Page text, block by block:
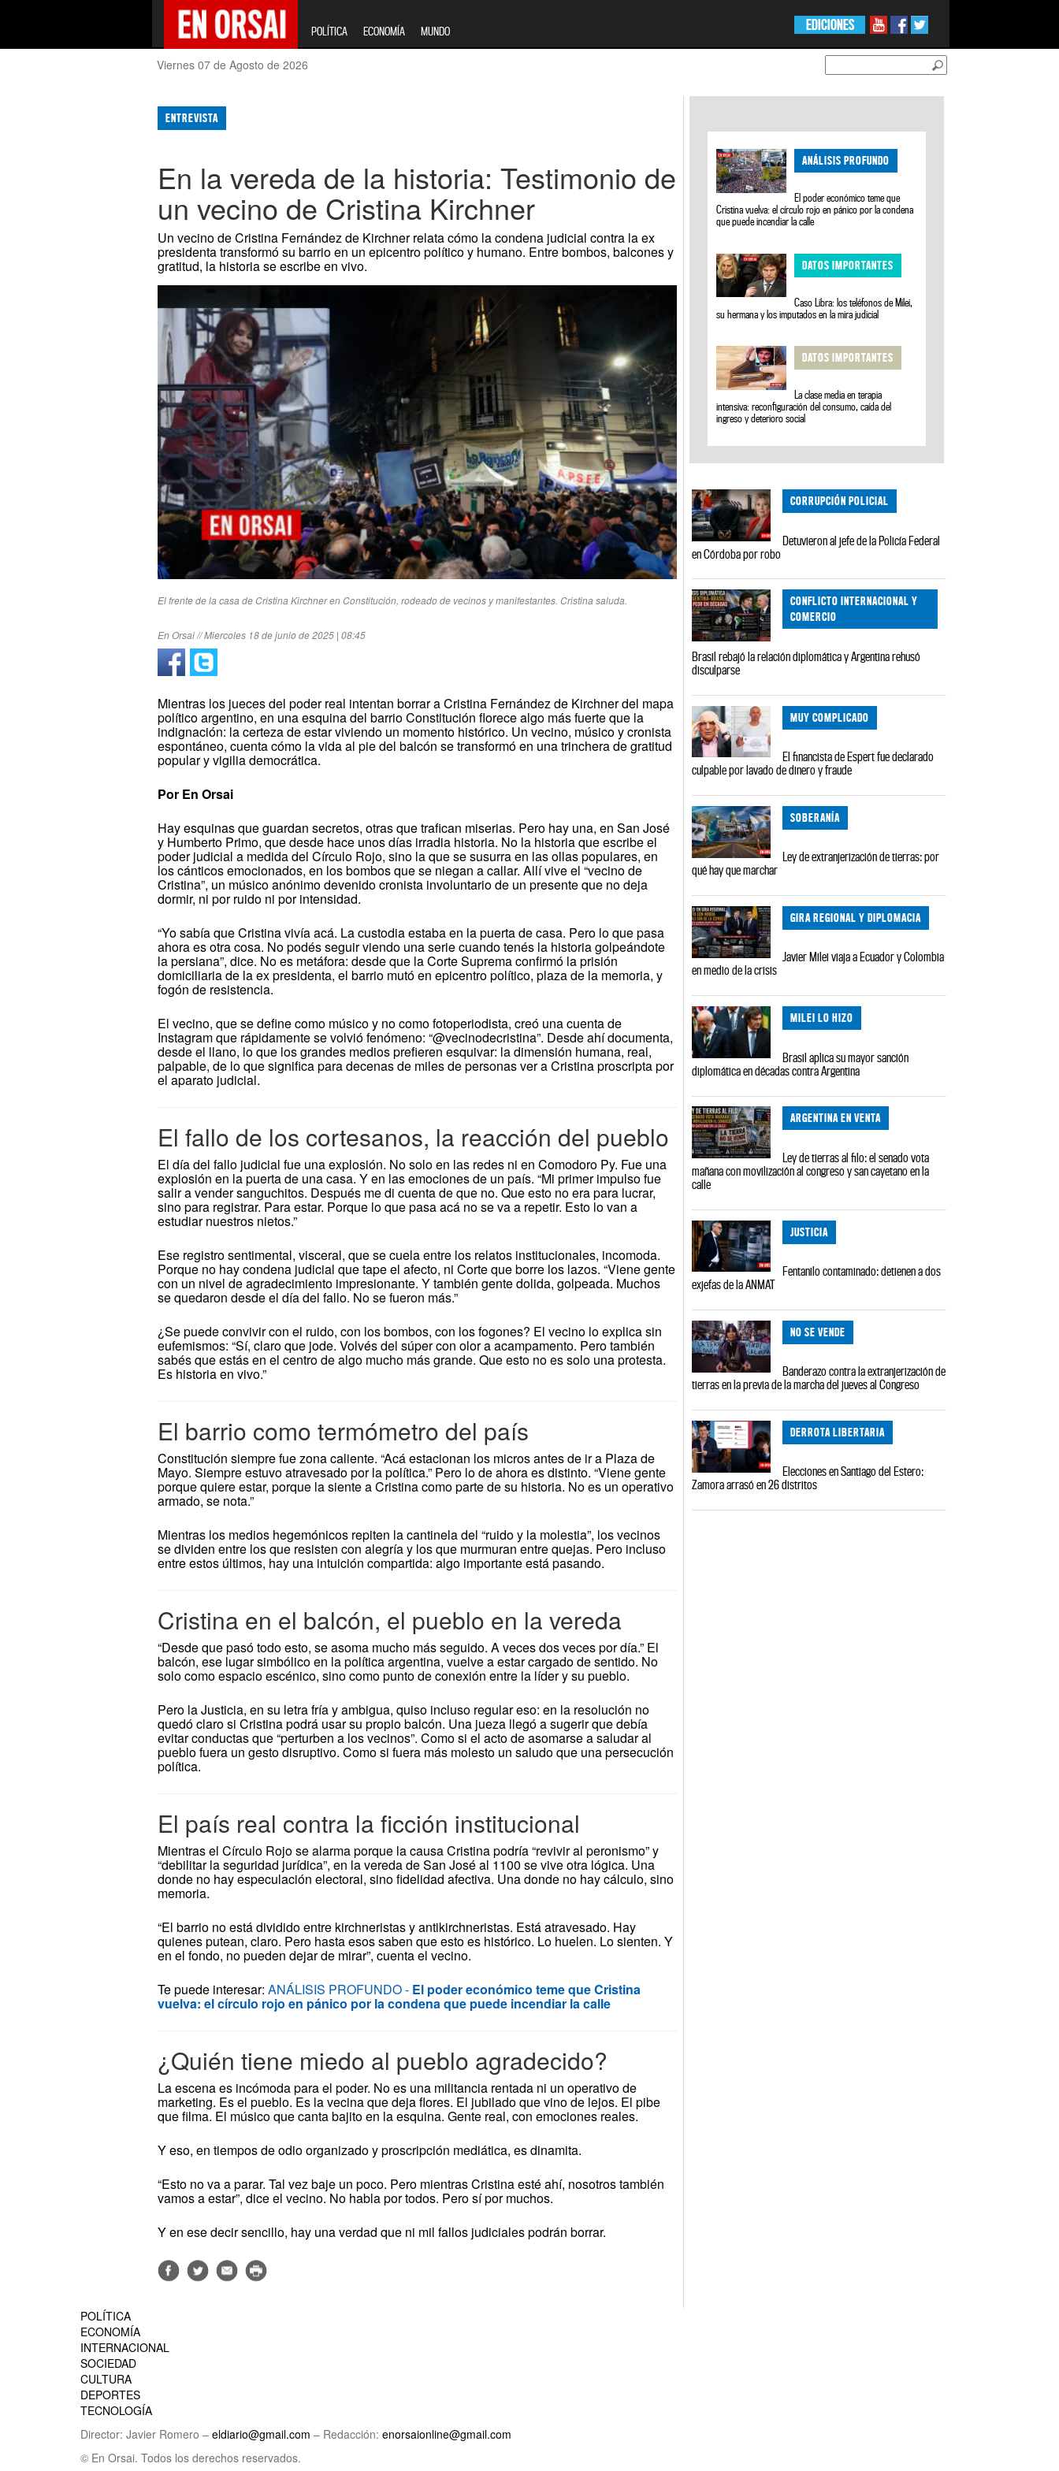
POLÍTICA ECONOMÍA MUNDO EDICIONES
Viernes 07 de Agosto de 2026
ENTREVISTA
En la vereda de la historia: Testimonio de
un vecino de Cristina Kirchner
Un vecino de Cristina Fernández de Kirchner relata cómo la condena judicial contra la ex
presidenta transformó su barrio en un epicentro político y humano. Entre bombos, balcones y
gratitud, la historia se escribe en vivo.
El frente de la casa de Cristina Kirchner en Constitución, rodeado de vecinos y manifestantes. Cristina saluda.
En Orsai // Miercoles 18 de junio de 2025 | 08:45
Mientras los jueces del poder real intentan borrar a Cristina Fernández de Kirchner del mapa
político argentino, en una esquina del barrio Constitución florece algo más fuerte que la
indignación: la certeza de estar viviendo un momento histórico. Un vecino, músico y cronista
espontáneo, cuenta cómo la vida al pie del balcón se transformó en una trinchera de gratitud
popular y vigilia democrática.
Por En Orsai
Hay esquinas que guardan secretos, otras que trafican miserias. Pero hay una, en San José
y Humberto Primo, que desde hace unos días irradia historia. No la historia que escribe el
poder judicial a medida del Círculo Rojo, sino la que se susurra en las ollas populares, en
los cánticos emocionados, en los bombos que se niegan a callar. Allí vive el “vecino de
Cristina”, un músico anónimo devenido cronista involuntario de un presente que no deja
dormir, ni por ruido ni por intensidad.
“Yo sabía que Cristina vivía acá. La custodia estaba en la puerta de casa. Pero lo que pasa
ahora es otra cosa. No podés seguir viendo una serie cuando tenés la historia golpeándote
la persiana”, dice. No es metáfora: desde que la Corte Suprema confirmó la prisión
domiciliaria de la ex presidenta, el barrio mutó en epicentro político, plaza de la memoria, y
fogón de resistencia.
El vecino, que se define como músico y no como fotoperiodista, creó una cuenta de
Instagram que rápidamente se volvió fenómeno: “@vecinodecristina”. Desde ahí documenta,
desde el llano, lo que los grandes medios prefieren esquivar: la dimensión humana, real,
palpable, de lo que significa para decenas de miles de personas ver a Cristina proscripta por
el aparato judicial.
El fallo de los cortesanos, la reacción del pueblo
El día del fallo judicial fue una explosión. No solo en las redes ni en Comodoro Py. Fue una
explosión en la puerta de una casa. Y en las emociones de un país. “Mi primer impulso fue
salir a vender sanguchitos. Después me di cuenta de que no. Que esto no era para lucrar,
sino para registrar. Para estar. Porque lo que pasa acá no se va a repetir. Esto lo van a
estudiar nuestros nietos.”
Ese registro sentimental, visceral, que se cuela entre los relatos institucionales, incomoda.
Porque no hay condena judicial que tape el afecto, ni Corte que borre los lazos. “Viene gente
con un nivel de agradecimiento impresionante. Y también gente dolida, golpeada. Muchos
se quedaron desde el día del fallo. No se fueron más.”
¿Se puede convivir con el ruido, con los bombos, con los fogones? El vecino lo explica sin
eufemismos: “Sí, claro que jode. Volvés del súper con olor a acampamento. Pero también
sabés que estás en el centro de algo mucho más grande. Que esto no es solo una protesta.
Es historia en vivo.”
El barrio como termómetro del país
Constitución siempre fue zona caliente. “Acá estacionan los micros antes de ir a Plaza de
Mayo. Siempre estuvo atravesado por la política.” Pero lo de ahora es distinto. “Viene gente
porque quiere estar, porque la siente a Cristina como parte de su historia. No es un operativo
armado, se nota.”
Mientras los medios hegemónicos repiten la cantinela del “ruido y la molestia”, los vecinos
se dividen entre los que resisten con alegría y los que murmuran entre quejas. Pero incluso
entre estos últimos, hay una intuición compartida: algo importante está pasando.
Cristina en el balcón, el pueblo en la vereda
“Desde que pasó todo esto, se asoma mucho más seguido. A veces dos veces por día.” El
balcón, ese lugar simbólico en la política argentina, vuelve a estar cargado de sentido. No
solo como espacio escénico, sino como punto de conexión entre la líder y su pueblo.
Pero la Justicia, en su letra fría y ambigua, quiso incluso regular eso: en la resolución no
quedó claro si Cristina podrá usar su propio balcón. Una jueza llegó a sugerir que debía
evitar conductas que “perturben a los vecinos”. Como si el acto de asomarse a saludar al
pueblo fuera un gesto disruptivo. Como si fuera más molesto un saludo que una persecución
política.
El país real contra la ficción institucional
Mientras el Círculo Rojo se alarma porque la causa Cristina podría “revivir al peronismo” y
“debilitar la seguridad jurídica”, en la vereda de San José al 1100 se vive otra lógica. Una
donde no hay especulación electoral, sino fidelidad afectiva. Una donde no hay cálculo, sino
memoria.
“El barrio no está dividido entre kirchneristas y antikirchneristas. Está atravesado. Hay
quienes putean, claro. Pero hasta esos saben que esto es histórico. Lo huelen. Lo sienten. Y
en el fondo, no pueden dejar de mirar”, cuenta el vecino.
Te puede interesar:ANÁLISIS PROFUNDO - El poder económico teme que Cristina
vuelva: el círculo rojo en pánico por la condena que puede incendiar la calle
¿Quién tiene miedo al pueblo agradecido?
La escena es incómoda para el poder. No es una militancia rentada ni un operativo de
marketing. Es el pueblo. Es la vecina que deja flores. El jubilado que vino de lejos. El pibe
que filma. El músico que canta bajito en la esquina. Gente real, con emociones reales.
Y eso, en tiempos de odio organizado y proscripción mediática, es dinamita.
“Esto no va a parar. Tal vez baje un poco. Pero mientras Cristina esté ahí, nosotros también
vamos a estar”, dice el vecino. No habla por todos. Pero sí por muchos.
Y en ese decir sencillo, hay una verdad que ni mil fallos judiciales podrán borrar.
ANÁLISIS PROFUNDO
El poder económico teme que
Cristina vuelva: el círculo rojo en pánico por la condena
que puede incendiar la calle
DATOS IMPORTANTES
Caso Libra: los teléfonos de Milei,
su hermana y los imputados en la mira judicial
DATOS IMPORTANTES
La clase media en terapia
intensiva: reconfiguración del consumo, caída del
ingreso y deterioro social
CORRUPCIÓN POLICIAL
Detuvieron al jefe de la Policía Federal
en Córdoba por robo
CONFLICTO INTERNACIONAL Y
COMERCIO
Brasil rebajó la relación diplomática y Argentina rehusó
disculparse
MUY COMPLICADO
El financista de Espert fue declarado
culpable por lavado de dinero y fraude
SOBERANÍA
Ley de extranjerización de tierras: por
qué hay que marchar
GIRA REGIONAL Y DIPLOMACIA
Javier Milei viaja a Ecuador y Colombia
en medio de la crisis
MILEI LO HIZO
Brasil aplica su mayor sanción
diplomática en décadas contra Argentina
ARGENTINA EN VENTA
Ley de tierras al filo: el senado vota
mañana con movilización al congreso y san cayetano en la
calle
JUSTICIA
Fentanilo contaminado: detienen a dos
exjefas de la ANMAT
NO SE VENDE
Banderazo contra la extranjerización de
tierras en la previa de la marcha del jueves al Congreso
DERROTA LIBERTARIA
Elecciones en Santiago del Estero:
Zamora arrasó en 26 distritos
POLÍTICA
ECONOMÍA
INTERNACIONAL
SOCIEDAD
CULTURA
DEPORTES
TECNOLOGÍA
Director: Javier Romero – eldiario@gmail.com – Redacción: enorsaionline@gmail.com
© En Orsai. Todos los derechos reservados.